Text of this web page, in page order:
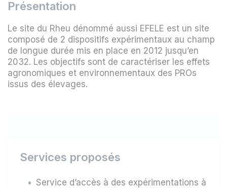
Présentation
Le site du Rheu dénommé aussi EFELE est un site
composé de 2 dispositifs expérimentaux au champ
de longue durée mis en place en 2012 jusqu’en
2032. Les objectifs sont de caractériser les effets
agronomiques et environnementaux des PROs
issus des élevages.
Services proposés
Service d’accès à des expérimentations à